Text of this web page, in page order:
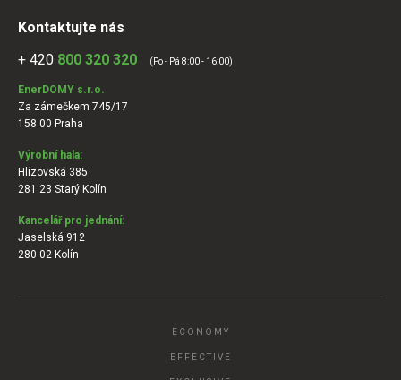
Kontaktujte nás
+ 420 800 320 320 (Po - Pá 8:00 - 16:00)
EnerDOMY s.r.o.
Za zámečkem 745/17
158 00 Praha
Výrobní hala:
Hlízovská 385
281 23 Starý Kolín
Kancelář pro jednání:
Jaselská 912
280 02 Kolín
ECONOMY
EFFECTIVE